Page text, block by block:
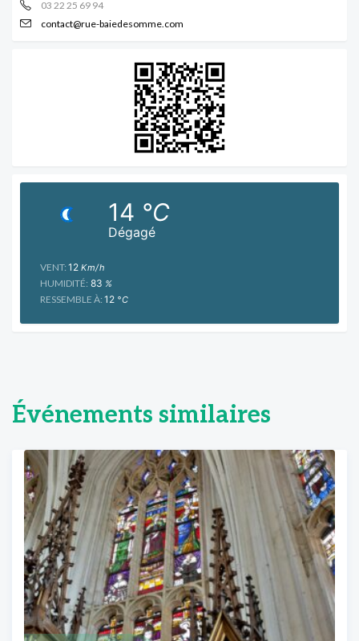
03 22 25 69 94
contact@rue-baiedesomme.com
Dégagé
14 °C
VENT: 12 Km/h
HUMIDITÉ: 83 %
RESSEMBLE À: 12 °C
Événements similaires